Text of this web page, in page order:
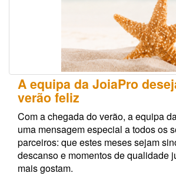
A equipa da JoiaPro
verão feliz
Com a chegada do verão, a equipa
uma mensagem especial a todos os
parceiros: que estes meses sejam
descanso e momentos de qualidade
mais gostam.